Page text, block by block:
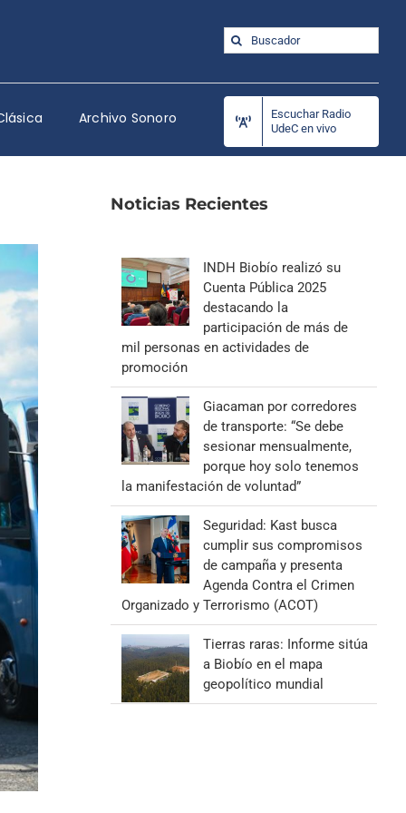
Buscar:
Archivo Sonoro
Escuchar Radio
UdeC en vivo
Noticias Recientes
INDH Biobío realizó su
Cuenta Pública 2025
destacando la
participación de más de
mil personas en actividades de
promoción
Giacaman por corredores
de transporte: “Se debe
sesionar mensualmente,
porque hoy solo tenemos
la manifestación de voluntad”
Seguridad: Kast busca
cumplir sus compromisos
de campaña y presenta
Agenda Contra el Crimen
Organizado y Terrorismo (ACOT)
Tierras raras: Informe sitúa
a Biobío en el mapa
geopolítico mundial